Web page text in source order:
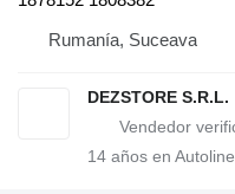
Rumanía, Suceava
DEZSTORE S.R.L.
14 años en Autoline